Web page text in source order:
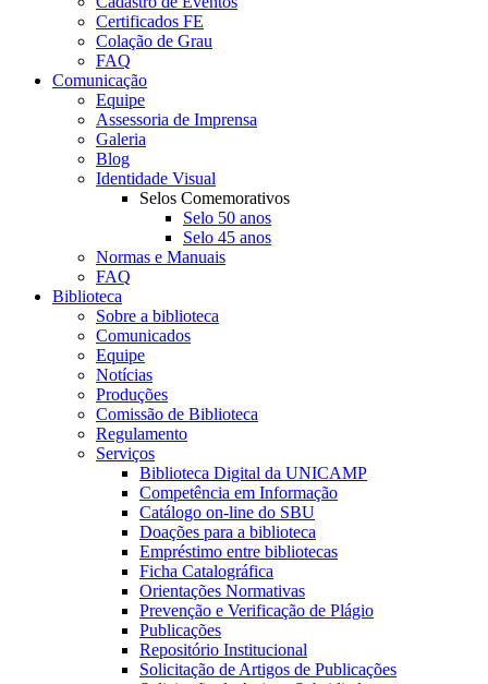
Certificados FE
Colação de Grau
FAQ
Comunicação
Equipe
Assessoria de Imprensa
Galeria
Blog
Identidade Visual
Selos Comemorativos
Selo 50 anos
Selo 45 anos
Normas e Manuais
FAQ
Biblioteca
Sobre a biblioteca
Comunicados
Equipe
Notícias
Produções
Comissão de Biblioteca
Regulamento
Serviços
Biblioteca Digital da UNICAMP
Competência em Informação
Catálogo on-line do SBU
Doações para a biblioteca
Empréstimo entre bibliotecas
Ficha Catalográfica
Orientações Normativas
Prevenção e Verificação de Plágio
Publicações
Repositório Institucional
Solicitação de Artigos de Publicações